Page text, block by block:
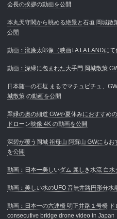
会長の挨拶の動画を公開
本丸天守閣から眺める絶景と石垣 岡城散
公開
動画：瀧廉太郎像（映画LA LA LANDに
動画：深緑に包まれた大手門 岡城散策
日本随一の石垣 まるでマチュピチュ、
城散策 の動画を公開
翠緑の奥の細道 GWや夏休みにおすすめ
ドローン映像 4K の動画を公開
深碧が覆う岡城 祖母山 阿蘇山 GWにも
を公開
動画：日本一美しいダム 麗しき水流 白
動画：美しい水のUFO 音無井路円形分
動画：日本一の六連橋 明正井路１号橋
consecutive bridge drone video in Japan